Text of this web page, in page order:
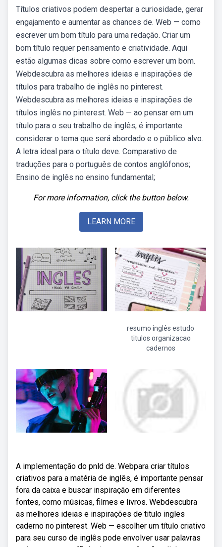
Títulos criativos podem despertar a curiosidade, gerar
engajamento e aumentar as chances de. Web — como
escrever um bom título para uma redação. Criar um
bom título requer pensamento e criatividade. Aqui
estão algumas dicas sobre como escrever um bom.
Webdescubra as melhores ideias e inspirações de
títulos para trabalho de inglês no pinterest.
Webdescubra as melhores ideias e inspirações de
títulos inglês no pinterest. Web — ao pensar em um
título para o seu trabalho de inglês, é importante
considerar o tema que será abordado e o público alvo.
A letra ideal para o título deve. Comparativo de
traduções para o português de contos anglófonos;
Ensino de inglês no ensino fundamental;
For more information, click the button below.
LEARN MORE
resumo inglês estudo
titulos organizacao
cadernos
A implementação do pnld de. Webpara criar títulos
criativos para a matéria de inglês, é importante pensar
fora da caixa e buscar inspiração em diferentes
fontes, como músicas, filmes e livros. Webdescubra
as melhores ideias e inspirações de titulo ingles
caderno no pinterest. Web — escolher um título criativo
para seu curso de inglês pode envolver usar palavras